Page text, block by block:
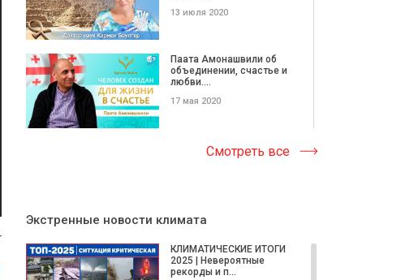
13 июля 2020
Паата Амонашвили об
объединении, счастье и
любви....
17 мая 2020
Дизайнер Руслана
Верлос. Одежда со
и мира. Иваненко
Людмила для...
18 марта 2020
Смотреть все
Экстренные новости климата
КЛИМАТИЧЕСКИЕ ИТОГИ
2025 | Невероятные
рекорды и п...